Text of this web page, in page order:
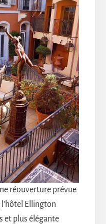
réouverture prévue
Ellington
et plus élégante